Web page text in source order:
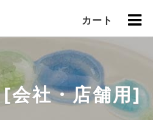
カート
会社・店舗用]